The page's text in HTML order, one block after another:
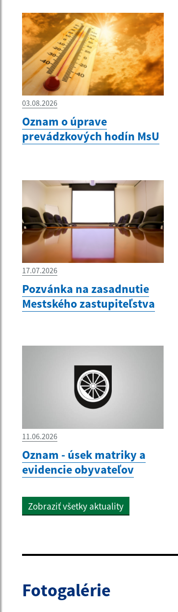
03.08.2026
Oznam o úprave
prevádzkových hodín MsU
17.07.2026
Pozvánka na zasadnutie
Mestského zastupiteľstva
11.06.2026
Oznam - úsek matriky a
evidencie obyvateľov
Zobraziť všetky aktuality
Fotogalérie